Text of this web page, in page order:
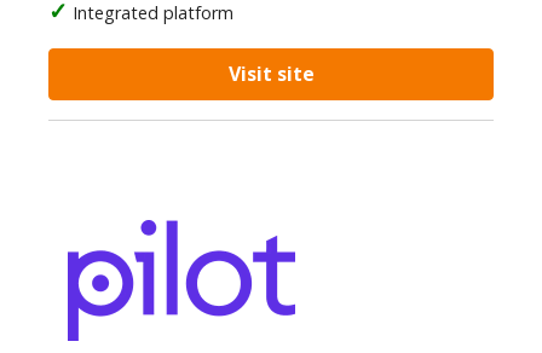
Integrated platform
Visit site